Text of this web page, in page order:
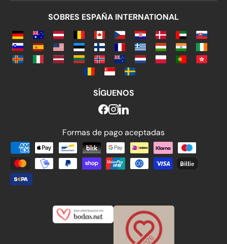
SOBRES ESPAÑA INTERNATIONAL
SÍGUENOS
Formas de pago aceptadas
Formas de pago aceptadas